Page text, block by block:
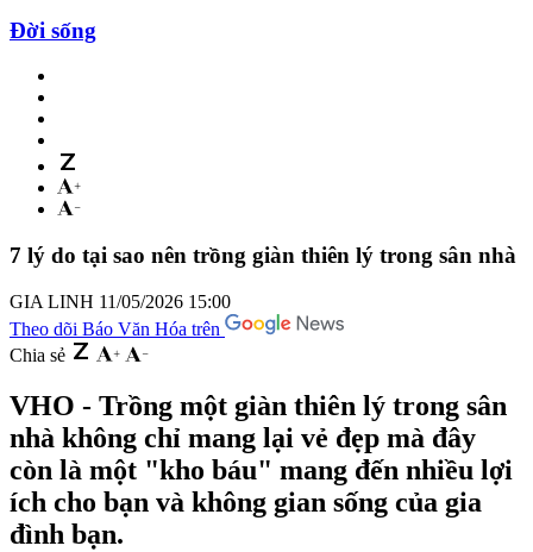
Đời sống
7 lý do tại sao nên trồng giàn thiên lý trong sân nhà
GIA LINH 11/05/2026 15:00
Theo dõi Báo Văn Hóa trên
Chia sẻ
VHO - Trồng một giàn thiên lý trong sân
nhà không chỉ mang lại vẻ đẹp mà đây
còn là một "kho báu" mang đến nhiều lợi
ích cho bạn và không gian sống của gia
đình bạn.